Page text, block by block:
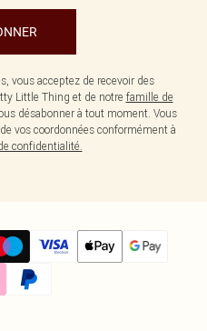
vous acceptez de recevoir des
Little Thing et de notre famille de
désabonner à tout moment. Vous
vos coordonnées conformément à
confidentialité.